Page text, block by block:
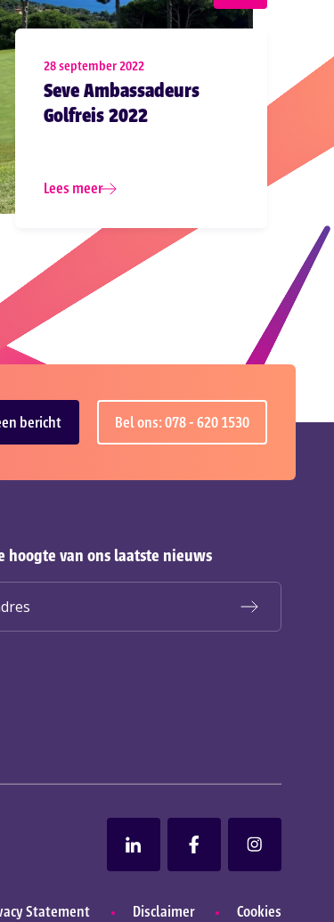
28 september 2022
Seve Ambassadeurs
Golfreis 2022
Lees meer
bericht Bel ons: 078 - 620 1530
hoogte van ons laatste nieuws
Statement Disclaimer Cookies